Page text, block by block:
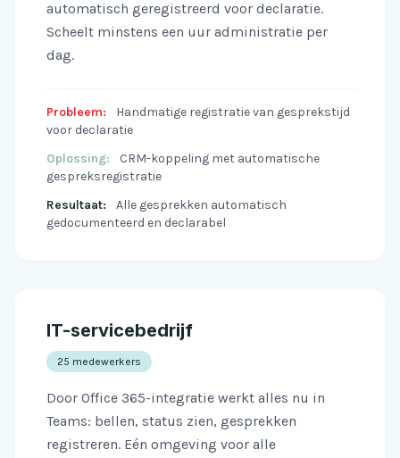
automatisch geregistreerd voor declaratie.
Scheelt minstens een uur administratie per
dag.
Probleem:
Handmatige registratie van gesprekstijd
voor declaratie
Oplossing:
CRM-koppeling met automatische
gespreksregistratie
Resultaat:
Alle gesprekken automatisch
gedocumenteerd en declarabel
IT-servicebedrijf
25 medewerkers
Door Office 365-integratie werkt alles nu in
Teams: bellen, status zien, gesprekken
registreren. Eén omgeving voor alle